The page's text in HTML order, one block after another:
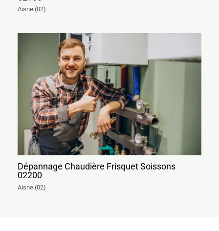
Aisne (02)
Dépannage Chaudière Frisquet Soissons
02200
Aisne (02)